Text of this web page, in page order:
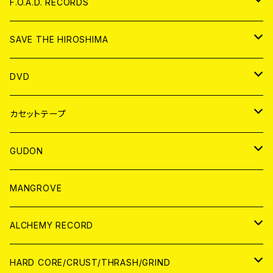
ANALOG
CD
ANALOG
SAVE THE HIROSHIMA
アパレル
BADGE
DVD
JAPAN
WORLD
カセットテープ
JAPAN
WORLD
GUDON
アパレル
PATCH
アナログ
MANGROVE
ALCHEMY RECORD
CD
HARD CORE/CRUST/THRASH/GRIND